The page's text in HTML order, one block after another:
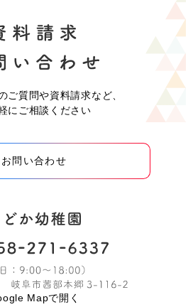
ご質問や資料請求など、
にご相談ください
お問い合わせ
Mapで開く